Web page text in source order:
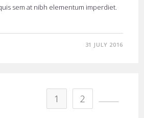
sem at nibh elementum imperdiet.
31 JULY 2016
1 2